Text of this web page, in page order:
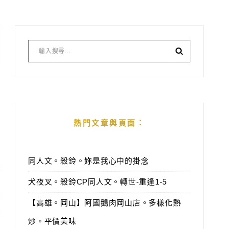
熱門文章與頁面︰
同人文。殺鈴。妳是我心中的掛念
犬夜叉。殺鈴CP同人文。轉世-重逢1-5
【高雄。岡山】阿國鵝肉岡山店。多樣化熱
炒。平價美味